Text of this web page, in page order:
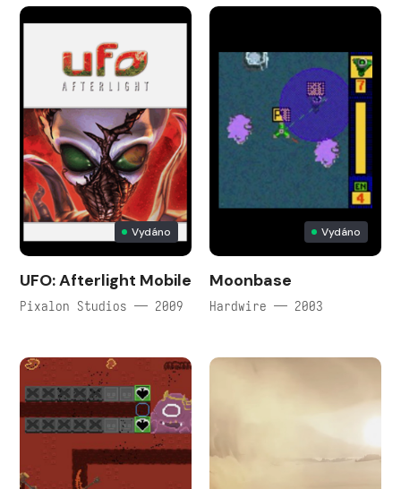
Vydáno
UFO: Afterlight Mobile
Pixalon Studios — 2009
Vydáno
Moonbase
Hardwire — 2003